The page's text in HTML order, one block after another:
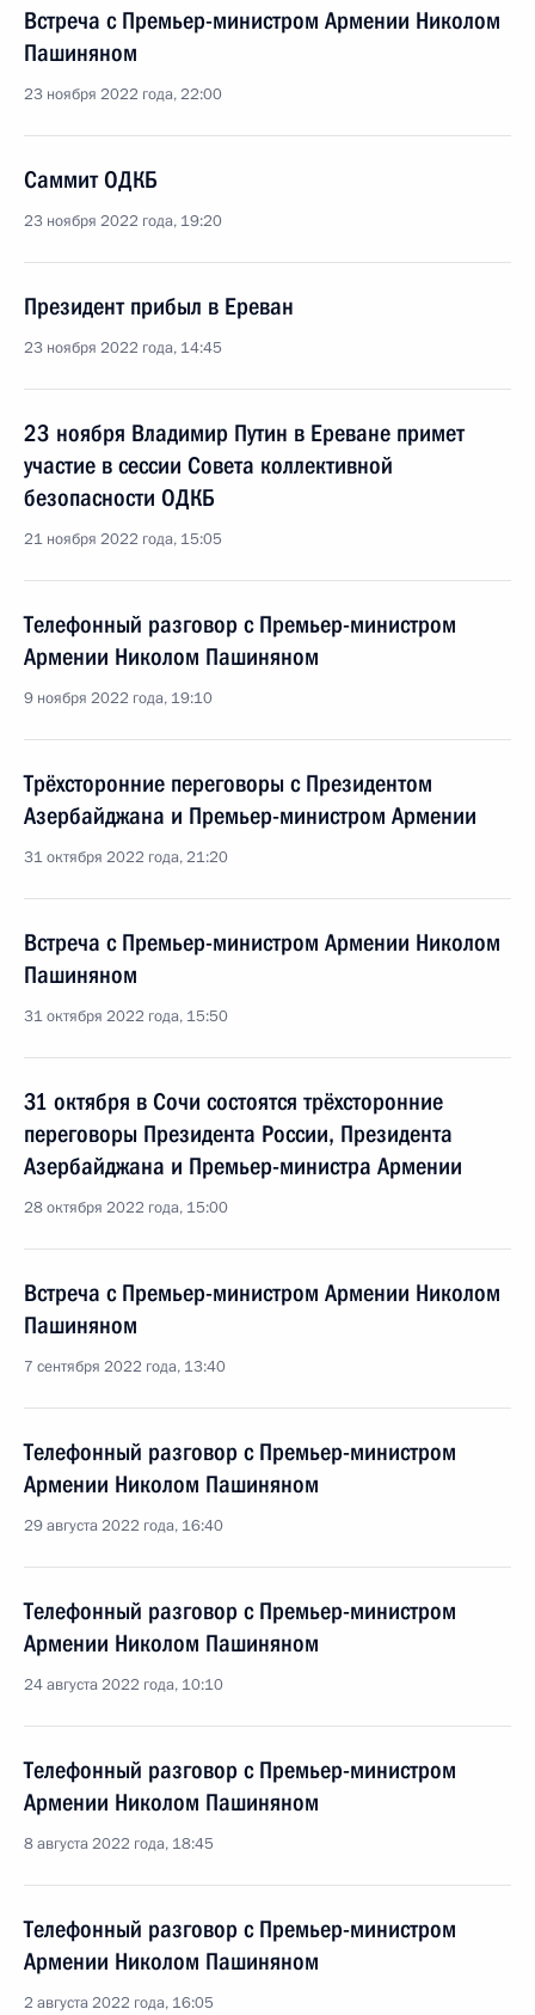
Встреча с Премьер-министром Армении Николом
Пашиняном
23 ноября 2022 года, 22:00
Саммит ОДКБ
23 ноября 2022 года, 19:20
Президент прибыл в Ереван
23 ноября 2022 года, 14:45
23 ноября Владимир Путин в Ереване примет
участие в сессии Совета коллективной
безопасности ОДКБ
21 ноября 2022 года, 15:05
Телефонный разговор с Премьер-министром
Армении Николом Пашиняном
9 ноября 2022 года, 19:10
Трёхсторонние переговоры с Президентом
Азербайджана и Премьер-министром Армении
31 октября 2022 года, 21:20
Встреча с Премьер-министром Армении Николом
Пашиняном
31 октября 2022 года, 15:50
31 октября в Сочи состоятся трёхсторонние
переговоры Президента России, Президента
Азербайджана и Премьер-министра Армении
28 октября 2022 года, 15:00
Встреча с Премьер-министром Армении Николом
Пашиняном
7 сентября 2022 года, 13:40
Телефонный разговор с Премьер-министром
Армении Николом Пашиняном
29 августа 2022 года, 16:40
Телефонный разговор с Премьер-министром
Армении Николом Пашиняном
24 августа 2022 года, 10:10
Телефонный разговор с Премьер-министром
Армении Николом Пашиняном
8 августа 2022 года, 18:45
Телефонный разговор с Премьер-министром
Армении Николом Пашиняном
2 августа 2022 года, 16:05